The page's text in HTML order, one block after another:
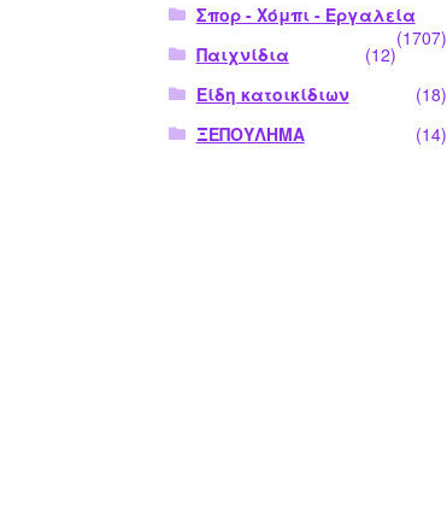
Σπορ - Χόμπι - Εργαλεία
(1707)
Παιχνίδια
(12)
Είδη κατοικίδιων
(18)
ΞΕΠΟΥΛΗΜΑ
(14)